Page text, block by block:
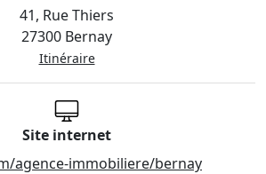
41, Rue Thiers
27300 Bernay
Itinéraire
Site internet
agence-immobiliere/bernay